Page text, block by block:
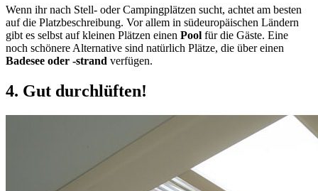
Wenn ihr nach Stell- oder Campingplätzen sucht, achtet am besten
auf die Platzbeschreibung. Vor allem in südeuropäischen Ländern
gibt es selbst auf kleinen Plätzen einen Pool für die Gäste. Eine
noch schönere Alternative sind natürlich Plätze, die über einen
Badesee oder -strand verfügen.
4. Gut durchlüften!